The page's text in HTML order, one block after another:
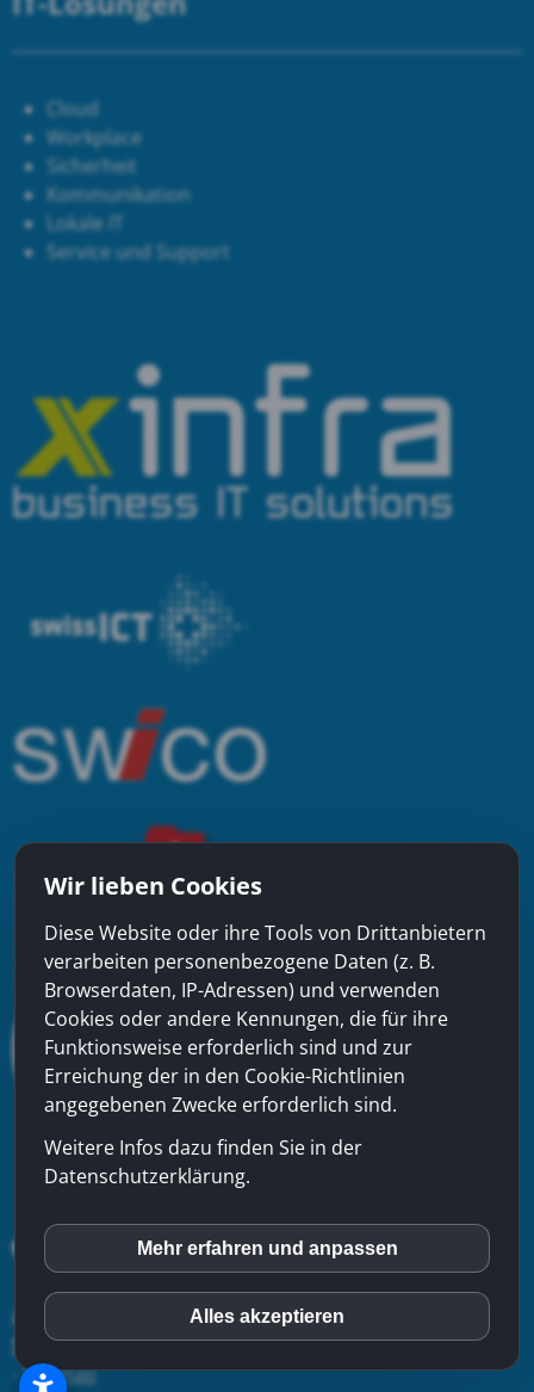
Cloud
Workplace
Sicherheit
Kommunikation
Lokale IT
Service und Support
xinfra gmbh - Badstrasse 50 - CH-5200 Brugg - Tel:
544 22 22-Kontakt-Impressum-Datenschutzerklärung
-Sitemap
Wir lieben Cookies
Diese Website oder ihre Tools von Drittanbietern
verarbeiten personenbezogene Daten (z. B.
Browserdaten, IP-Adressen) und verwenden
Cookies oder andere Kennungen, die für ihre
Funktionsweise erforderlich sind und zur
Erreichung der in den Cookie-Richtlinien
angegebenen Zwecke erforderlich sind.
Weitere Infos dazu finden Sie in der
Datenschutzerklärung.
inCMS
Matomo (Piwik)
Mehr erfahren und anpassen
Alles akzeptieren